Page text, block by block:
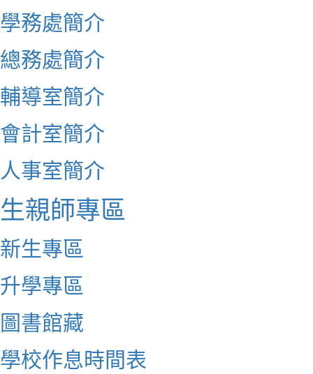
學務處簡介
總務處簡介
輔導室簡介
會計室簡介
人事室簡介
生親師專區
新生專區
升學專區
圖書館藏
學校作息時間表